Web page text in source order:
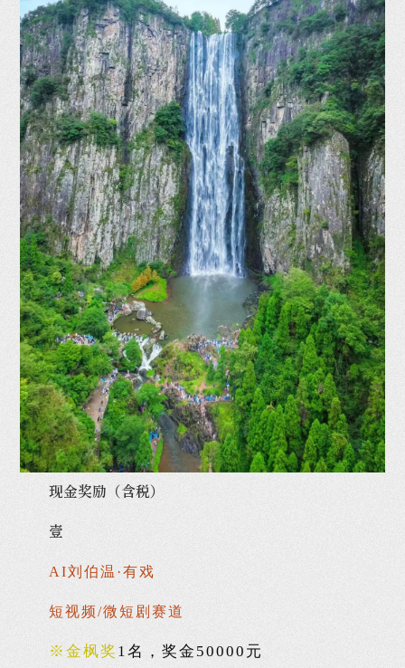
现金奖励（含税）
壹
AI刘伯温·有戏
短视频/微短剧赛道
※金枫奖 1名，奖金50000元